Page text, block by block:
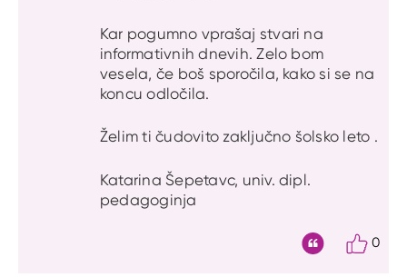
Kar pogumno vprašaj stvari na
informativnih dnevih. Zelo bom
vesela, če boš sporočila, kako si se na
koncu odločila.
Želim ti čudovito zaključno šolsko leto .
Katarina Šepetavc, univ. dipl.
pedagoginja
0